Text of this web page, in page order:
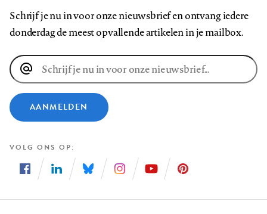
Schrijf je nu in voor onze nieuwsbrief en ontvang iedere
donderdag de meest opvallende artikelen in je mailbox.
E-
mailadres
AANMELDEN
VOLG ONS OP
ons
ons
ons
ons
ons
ons